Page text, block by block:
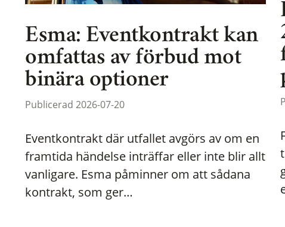
Esma: Eventkontrakt kan
omfattas av förbud mot
binära optioner
Publicerad 2026-07-20
Eventkontrakt där utfallet avgörs av om en
framtida händelse inträffar eller inte blir allt
vanligare. Esma påminner om att sådana
kontrakt, som ger…